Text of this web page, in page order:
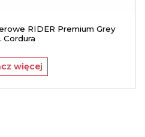
RIDER Premium Grey
Cordura
więcej